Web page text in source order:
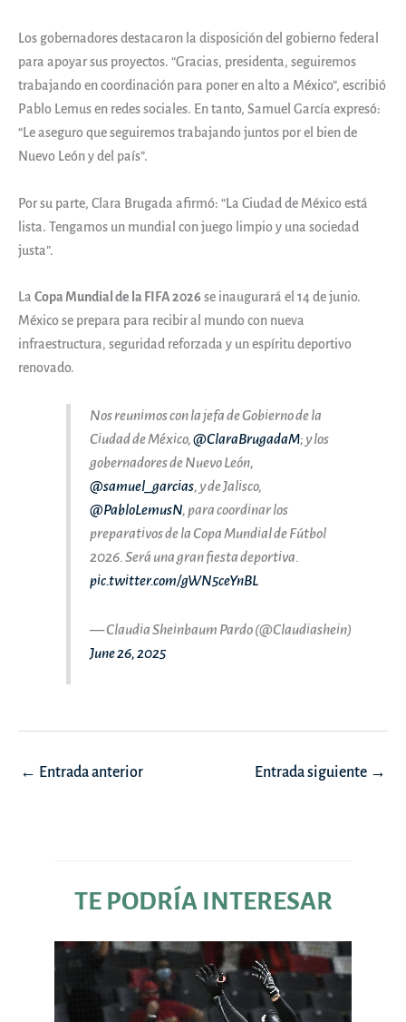
Los gobernadores destacaron la disposición del gobierno federal
para apoyar sus proyectos. “Gracias, presidenta, seguiremos
trabajando en coordinación para poner en alto a México”, escribió
Pablo Lemus en redes sociales. En tanto, Samuel García expresó:
“Le aseguro que seguiremos trabajando juntos por el bien de
Nuevo León y del país”.
Por su parte, Clara Brugada afirmó: “La Ciudad de México está
lista. Tengamos un mundial con juego limpio y una sociedad
justa”.
La Copa Mundial de la FIFA 2026 se inaugurará el 14 de junio.
México se prepara para recibir al mundo con nueva
infraestructura, seguridad reforzada y un espíritu deportivo
renovado.
Nos reunimos con la jefa de Gobierno de la
Ciudad de México,@ClaraBrugadaM; y los
gobernadores de Nuevo León,
@samuel_garcias, y de Jalisco,
@PabloLemusN, para coordinar los
preparativos de la Copa Mundial de Fútbol
2026. Será una gran fiesta deportiva.
pic.twitter.com/gWN5ceYnBL
— Claudia Sheinbaum Pardo (@Claudiashein)
June 26, 2025
Navegación
← Entrada anterior Entrada siguiente →
TE PODRÍA INTERESAR